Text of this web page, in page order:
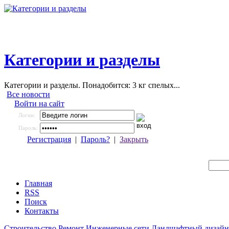
Категории и разделы
Категории и разделы. Понадобится: 3 кг спелых...
Все новости
Войти на сайт
Логин:
Пароль:
Регистрация | Пароль? | Закрыть
Главная
RSS
Поиск
Контакты